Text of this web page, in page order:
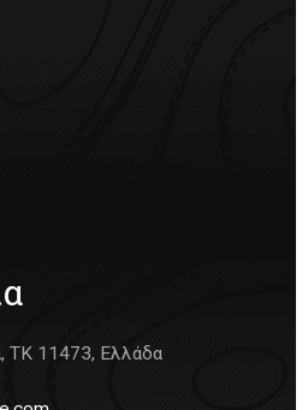
ΤΚ 11473, Ελλάδα